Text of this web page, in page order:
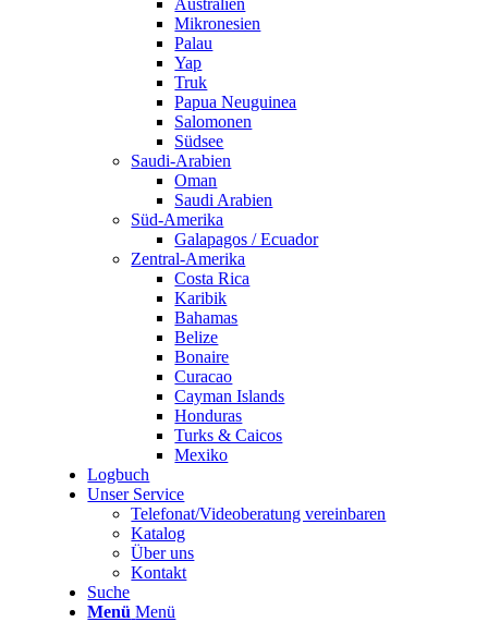
Australien
Mikronesien
Palau
Yap
Truk
Papua Neuguinea
Salomonen
Südsee
Saudi-Arabien
Oman
Saudi Arabien
Süd-Amerika
Galapagos / Ecuador
Zentral-Amerika
Costa Rica
Karibik
Bahamas
Belize
Bonaire
Curacao
Cayman Islands
Honduras
Turks & Caicos
Mexiko
Logbuch
Unser Service
Telefonat/Videoberatung vereinbaren
Katalog
Über uns
Kontakt
Suche
Menü Menü